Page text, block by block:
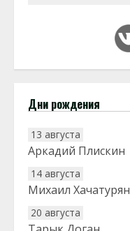
Дни рождения
13 августа
Аркадий Плискин
14 августа
Михаил Хачатурян
20 августа